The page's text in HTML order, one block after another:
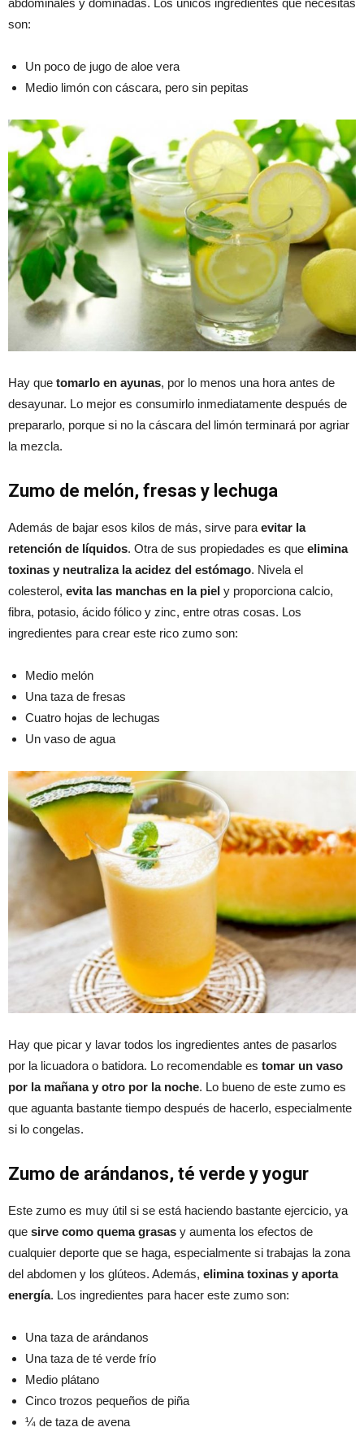
son:
Un poco de jugo de aloe vera
Medio limón con cáscara, pero sin pepitas
Hay que tomarlo en ayunas, por lo menos una hora antes de
desayunar. Lo mejor es consumirlo inmediatamente después de
prepararlo, porque si no la cáscara del limón terminará por agriar
la mezcla.
Zumo de melón, fresas y lechuga
Además de bajar esos kilos de más, sirve para evitar la
retención de líquidos. Otra de sus propiedades es que elimina
toxinas y neutraliza la acidez del estómago. Nivela el
colesterol, evita las manchas en la piel y proporciona calcio,
fibra, potasio, ácido fólico y zinc, entre otras cosas. Los
ingredientes para crear este rico zumo son:
Medio melón
Una taza de fresas
Cuatro hojas de lechugas
Un vaso de agua
Hay que picar y lavar todos los ingredientes antes de pasarlos
por la licuadora o batidora. Lo recomendable es tomar un vaso
por la mañana y otro por la noche. Lo bueno de este zumo es
que aguanta bastante tiempo después de hacerlo, especialmente
si lo congelas.
Zumo de arándanos, té verde y yogur
Este zumo es muy útil si se está haciendo bastante ejercicio, ya
que sirve como quema grasas y aumenta los efectos de
cualquier deporte que se haga, especialmente si trabajas la zona
del abdomen y los glúteos. Además, elimina toxinas y aporta
energía. Los ingredientes para hacer este zumo son:
Una taza de arándanos
Una taza de té verde frío
Medio plátano
Cinco trozos pequeños de piña
¼ de taza de avena